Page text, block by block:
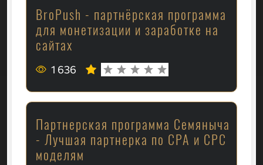
BroPush - партнёрская программа
для монетизации и заработке на
сайтах
1 636
Партнерская программа Семяныча
- Лучшая партнерка по CPA и CPC
моделям